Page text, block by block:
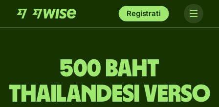
Registrati
500 baht
thailandesi verso